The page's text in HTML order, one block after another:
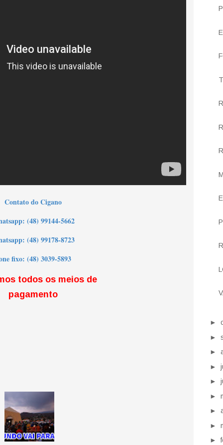
Contato do Cigano
atsapp: (48) 99144-5662
(48) 99178-8723
fixo: (48) 3039-5893
todos os meios de
pagamento
►
►
►
►
►
►
►
►
►